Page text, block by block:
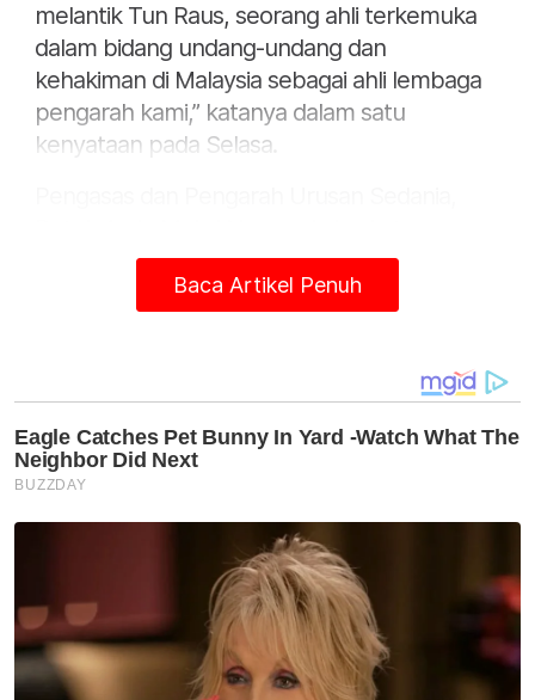
melantik Tun Raus, seorang ahli terkemuka
dalam bidang undang-undang dan
kehakiman di Malaysia sebagai ahli lembaga
pengarah kami,” katanya dalam satu
kenyataan pada Selasa.
perlantikan itu adalah detik penting bagi
syarikat berkenaan.
Jelasnya, kepakaran undang-undang dan
Baca Artikel Penuh